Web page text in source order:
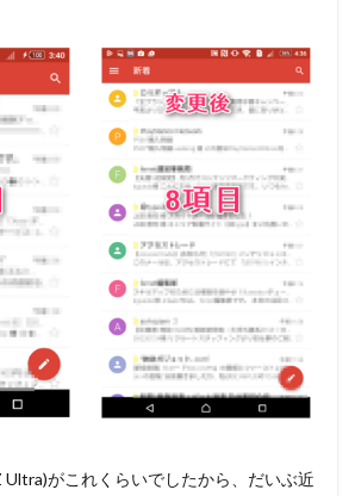
Ultra)がこれくらいでしたから、だいぶ近